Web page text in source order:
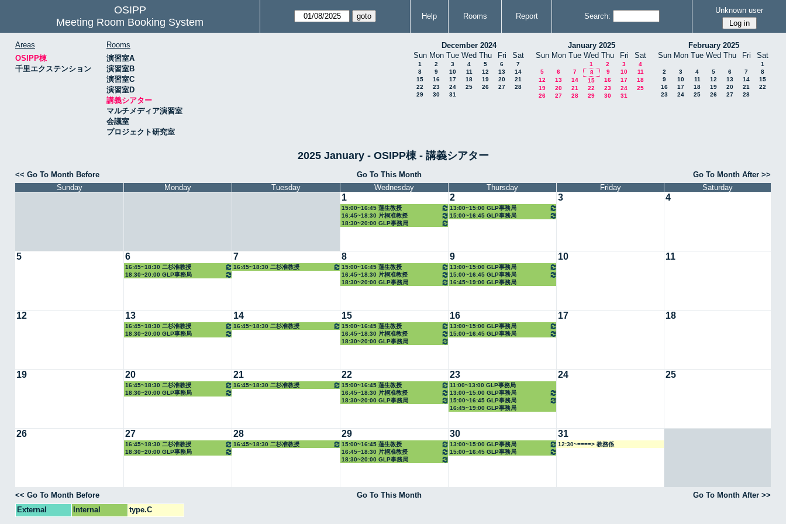
OSIPP
Meeting Room Booking System
Help Rooms Report Search:
Unknown user
Areas
OSIPP棟
千里エクステンション
Rooms
演習室A
演習室B
演習室C
演習室D
講義シアター
マルチメディア演習室
会議室
プロジェクト研究室
December 2024
Sun Mon Tue Wed Thu Fri Sat
1 2 3 4 5 6
7
8
9 10 11 12 13
14
15
16 17 18 19 20
21
22
23 24 25 26 27
28
29
30 31
January 2025
Sun Mon Tue Wed Thu Fri Sat
1 2 3
4
5
6 7 8 9 10
11
12
13 14 15 16 17
18
19
20 21 22 23 24
25
26
27 28 29 30 31
February 2025
Sun Mon Tue Wed Thu Fri Sat
1
2
3 4 5 6 7
8
9
10 11 12 13 14
15
16
17 18 19 20 21
22
23
24 25 26 27 28
2025 January - OSIPP棟 - 講義シアター
<< Go To Month Before Go To This Month
Go To Month After >>
Sunday
Monday Tuesday Wednesday Thursday Friday Saturday
1
15:00~16:45 蓮生教授
16:45~18:30 片桐准教授
18:30~20:00 GLP事務局
2
13:00~15:00 GLP事務局
15:00~16:45 GLP事務局
3 4
5 6
16:45~18:30 二杉准教授
18:30~20:00 GLP事務局
7
16:45~18:30 二杉准教授
8
15:00~16:45 蓮生教授
16:45~18:30 片桐准教授
18:30~20:00 GLP事務局
9
13:00~15:00 GLP事務局
15:00~16:45 GLP事務局
16:45~19:00 GLP事務局
10 11
12 13
16:45~18:30 二杉准教授
18:30~20:00 GLP事務局
14
16:45~18:30 二杉准教授
15
15:00~16:45 蓮生教授
16:45~18:30 片桐准教授
18:30~20:00 GLP事務局
16
13:00~15:00 GLP事務局
15:00~16:45 GLP事務局
17 18
19 20
16:45~18:30 二杉准教授
18:30~20:00 GLP事務局
21
16:45~18:30 二杉准教授
22
15:00~16:45 蓮生教授
16:45~18:30 片桐准教授
18:30~20:00 GLP事務局
23
11:00~13:00 GLP事務局
13:00~15:00 GLP事務局
15:00~16:45 GLP事務局
16:45~19:00 GLP事務局
24 25
26 27
16:45~18:30 二杉准教授
18:30~20:00 GLP事務局
28
16:45~18:30 二杉准教授
29
15:00~16:45 蓮生教授
16:45~18:30 片桐准教授
18:30~20:00 GLP事務局
30
13:00~15:00 GLP事務局
15:00~16:45 GLP事務局
31
12:30~====> 教務係
<< Go To Month Before Go To This Month
Go To Month After >>
External
Internal type.C